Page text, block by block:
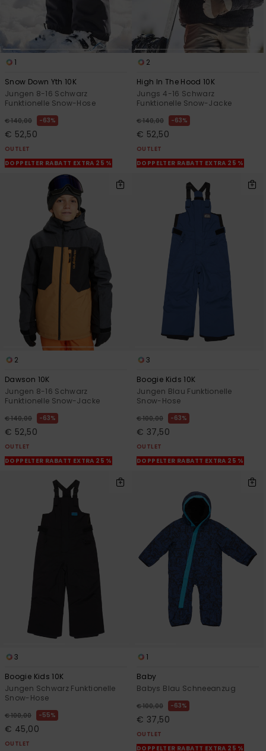
1
Snow Down Yth 10K
Jungen 8-16 Schwarz
Funktionelle Snow-Hose
€ 140,00 63%
€ 52,50
OUTLET
DOPPELTER RABATT EXTRA 25 %
2
High In The Hood 10K
Jungs 4-16 Schwarz
Funktionelle Snow-Jacke
€ 140,00 63%
€ 52,50
OUTLET
DOPPELTER RABATT EXTRA 25 %
2
Dawson 10K
Jungen 8-16 Schwarz
Funktionelle Snow-Jacke
€ 140,00 63%
€ 52,50
OUTLET
DOPPELTER RABATT EXTRA 25 %
3
Boogie Kids 10K
Jungen Blau Funktionelle
Snow-Hose
€ 100,00 63%
€ 37,50
OUTLET
DOPPELTER RABATT EXTRA 25 %
3
Boogie Kids 10K
Jungen Schwarz Funktionelle
Snow-Hose
€ 100,00 55%
€ 45,00
OUTLET
1
Baby
Babys Blau Schneeanzug
€ 100,00 63%
€ 37,50
OUTLET
DOPPELTER RABATT EXTRA 25 %